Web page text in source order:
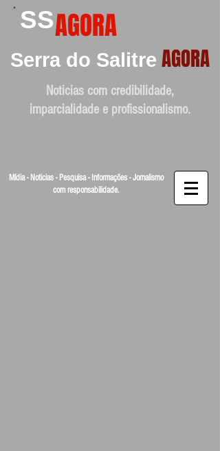
SSAGORA
Serra do Salitre AGORA
Noticias com credibilidade,
imparcialidade e profissionalismo.
Mídia - Noticias - Pesquisa - Informações - Jornalismo
com responsabilidade.